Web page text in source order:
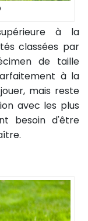
à la
classées par
de taille
à la
mais reste
avec les plus
besoin d'être